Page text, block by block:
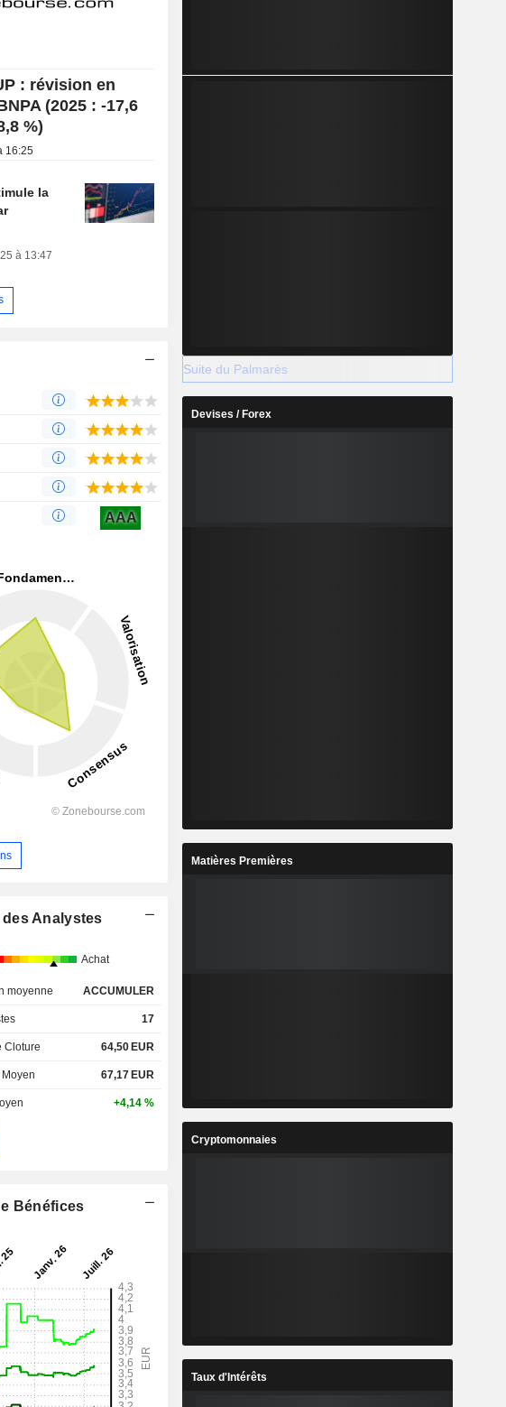
: révision en
(2025 : -17,6
%)
16:25
la
à 13:47
AAA
Analystes
Achat
moyenne ACCUMULER
17
Cloture 64,50 EUR
67,17 EUR
+4,14 %
Bénéfices
Suite du Palmarès
Devises / Forex
Matières Premières
Cryptomonnaies
Taux d'Intérêts